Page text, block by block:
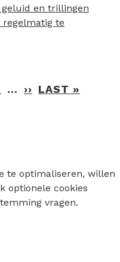
geluid en trillingen
te
… ›› VOLGENDE
LAST »
te optimaliseren, willen
optionele cookies
vragen.